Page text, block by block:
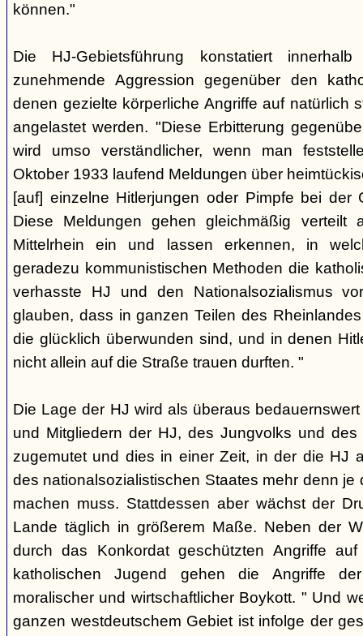
können."
Die HJ-Gebietsführung konstatiert
zunehmende Aggression gegenüber den
denen gezielte körperliche Angriffe auf natürlich
angelastet werden. "Diese Erbitterung
wird umso verständlicher, wenn man
Oktober 1933 laufend Meldungen über
[auf] einzelne Hitlerjungen oder Pimpfe bei der
Diese Meldungen gehen gleichmäßig verteilt
Mittelrhein ein und lassen erkennen, in
geradezu kommunistischen Methoden die
verhasste HJ und den Nationalsozialismus
glauben, dass in ganzen Teilen des
die glücklich überwunden sind, und in denen
nicht allein auf die Straße trauen durften. "
Die Lage der HJ wird als überaus
und Mitgliedern der HJ, des Jungvolks und des
zugemutet und dies in einer Zeit, in der die HJ
des nationalsozialistischen Staates mehr denn je
machen muss. Stattdessen aber wächst der
Lande täglich in größerem Maße. Neben der
durch das Konkordat geschützten Angriffe
katholischen Jugend gehen die Angriffe
moralischer und wirtschaftlicher Boykott. " Und
ganzen westdeutschem Gebiet ist infolge der